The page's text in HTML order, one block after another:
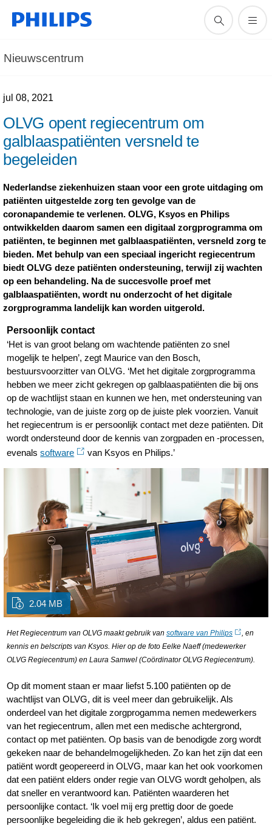
Nieuwscentrum
jul 08, 2021
OLVG opent regiecentrum om
galblaaspatiënten versneld te
begeleiden
Nederlandse ziekenhuizen staan voor een grote uitdaging om
patiënten uitgestelde zorg ten gevolge van de
coronapandemie te verlenen. OLVG, Ksyos en Philips
ontwikkelden daarom samen een digitaal zorgprogramma om
patiënten, te beginnen met galblaaspatiënten, versneld zorg te
bieden. Met behulp van een speciaal ingericht regiecentrum
biedt OLVG deze patiënten ondersteuning, terwijl zij wachten
op een behandeling. Na de succesvolle proef met
galblaaspatiënten, wordt nu onderzocht of het digitale
zorgprogramma landelijk kan worden uitgerold.
Persoonlijk contact
‘Het is van groot belang om wachtende patiënten zo snel
mogelijk te helpen’, zegt Maurice van den Bosch,
bestuursvoorzitter van OLVG. ‘Met het digitale zorgprogramma
hebben we meer zicht gekregen op galblaaspatiënten die bij ons
op de wachtlijst staan en kunnen we hen, met ondersteuning van
technologie, van de juiste zorg op de juiste plek voorzien. Vanuit
het regiecentrum is er persoonlijk contact met deze patiënten. Dit
wordt ondersteund door de kennis van zorgpaden en -processen,
evenalssoftware van Ksyos en Philips.’
2.04 MB
Het Regiecentrum van OLVG maakt gebruik vansoftware van Philips
, en
kennis en belscripts van Ksyos. Hier op de foto Eelke Naeff (medewerker
OLVG Regiecentrum) en Laura Samwel (Coördinator OLVG Regiecentrum).
Op dit moment staan er maar liefst 5.100 patiënten op de
wachtlijst van OLVG, dit is veel meer dan gebruikelijk. Als
onderdeel van het digitale zorgprogamma nemen medewerkers
van het regiecentrum, allen met een medische achtergrond,
contact op met patiënten. Op basis van de benodigde zorg wordt
gekeken naar de behandelmogelijkheden. Zo kan het zijn dat een
patiënt wordt geopereerd in OLVG, maar kan het ook voorkomen
dat een patiënt elders onder regie van OLVG wordt geholpen, als
dat sneller en verantwoord kan. Patiënten waarderen het
persoonlijke contact. ‘Ik voel mij erg prettig door de goede
persoonlijke begeleiding die ik heb gekregen’, aldus een patiënt.